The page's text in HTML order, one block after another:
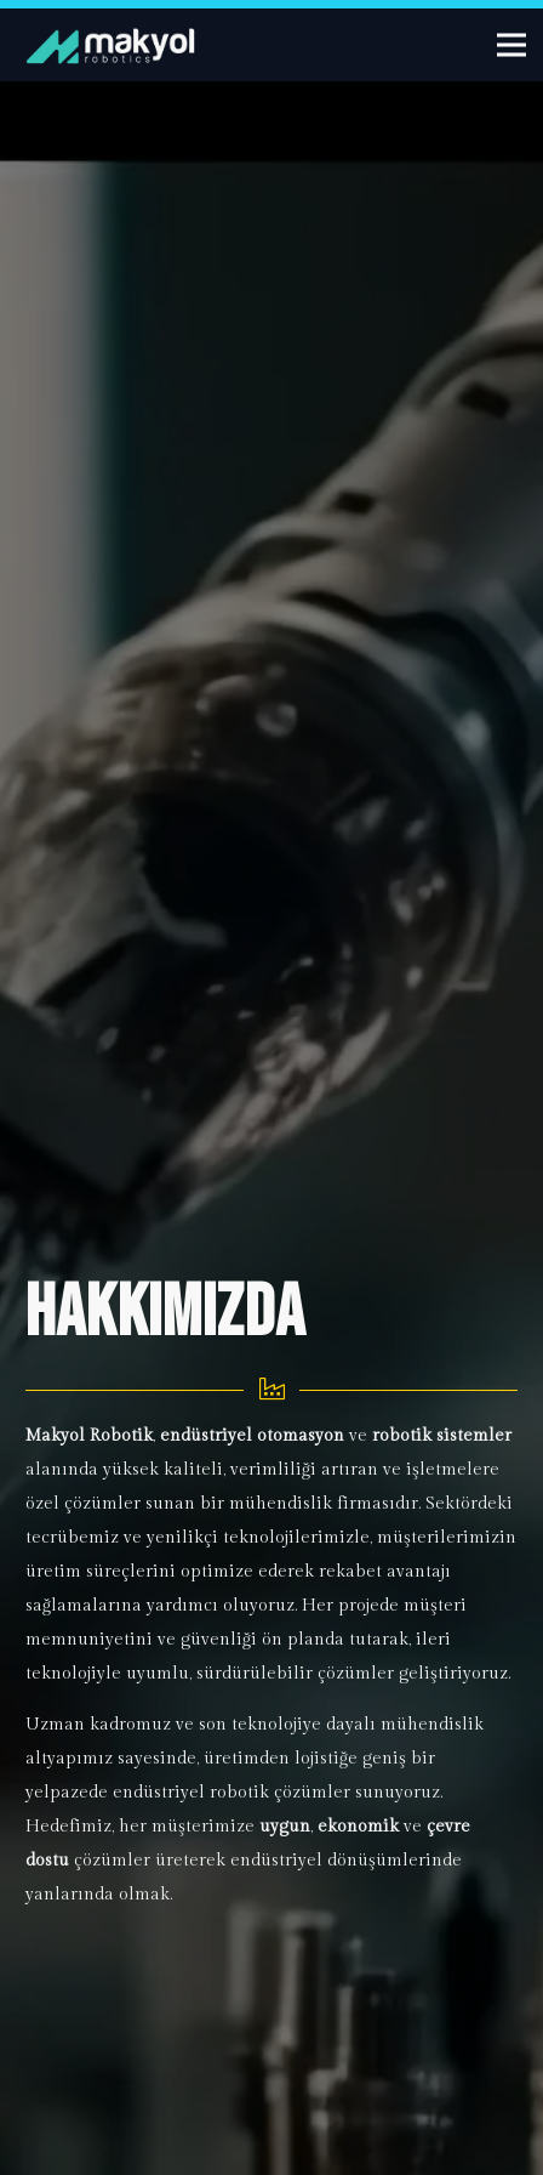
Hakkımızda
Makyol Robotik, endüstriyel otomasyonve robotik sistemler
alanında yüksek kaliteli, verimliliği artıran ve işletmelere
özel çözümler sunan bir mühendislik firmasıdır. Sektördeki
tecrübemiz ve yenilikçi teknolojilerimizle, müşterilerimizin
üretim süreçlerini optimize ederek rekabet avantajı
sağlamalarına yardımcı oluyoruz. Her projede müşteri
memnuniyetini ve güvenliği ön planda tutarak, ileri
teknolojiyle uyumlu, sürdürülebilir çözümler geliştiriyoruz.
Uzman kadromuz ve son teknolojiye dayalı mühendislik
altyapımız sayesinde, üretimden lojistiğe geniş bir
yelpazede endüstriyel robotik çözümler sunuyoruz.
Hedefimiz, her müşterimize uygun, ekonomikve çevre
dostu çözümler üreterek endüstriyel dönüşümlerinde
yanlarında olmak.